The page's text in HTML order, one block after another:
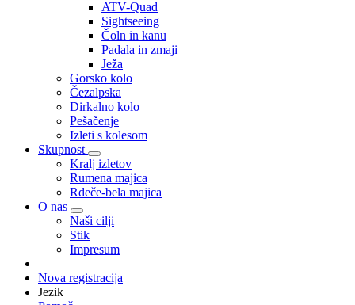
ATV-Quad
Sightseeing
Čoln in kanu
Padala in zmaji
Ježa
Gorsko kolo
Čezalpska
Dirkalno kolo
Pešačenje
Izleti s kolesom
Skupnost
Kralj izletov
Rumena majica
Rdeče-bela majica
O nas
Naši cilji
Stik
Impresum
Nova registracija
Jezik